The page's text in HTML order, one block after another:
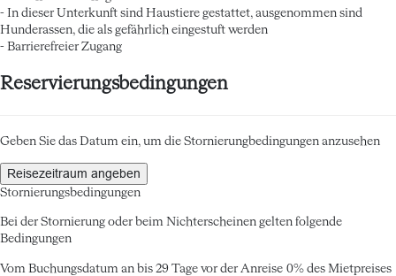
- In dieser Unterkunft sind Haustiere gestattet, ausgenommen sind
Hunderassen, die als gefährlich eingestuft werden
- Barrierefreier Zugang
Reservierungsbedingungen
Geben Sie das Datum ein, um die Stornierungbedingungen anzusehen
Reisezeitraum angeben
Stornierungsbedingungen
Bei der Stornierung oder beim Nichterscheinen gelten folgende
Bedingungen
Vom Buchungsdatum an bis 29 Tage vor der Anreise 0% des Mietpreises